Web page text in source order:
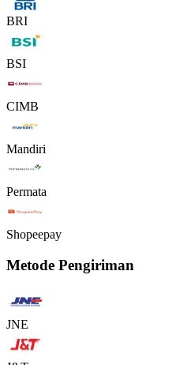
BRI
BSI
CIMB
Mandiri
Permata
Shopeepay
Metode Pengiriman
JNE